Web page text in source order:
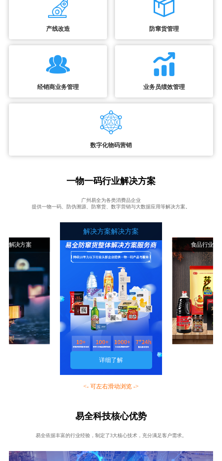
产线改造 防窜货管理
经销商业务管理 业务员绩效管理
数字化物码营销
一物一码行业解决方案
广州易全为各类消费品企业
提供一物一码、防伪溯源、防窜货、数字营销与大数据应用等解决方案。
业解决方案
解决方案解决方案
详细了解
食品行业解
<- 可左右滑动浏览 ->
易全科技核心优势
易全依据丰富的行业经验，制定了3大核心技术，充分满足客户需求。